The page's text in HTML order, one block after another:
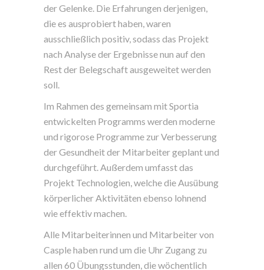
der Gelenke. Die Erfahrungen derjenigen,
die es ausprobiert haben, waren
ausschließlich positiv, sodass das Projekt
nach Analyse der Ergebnisse nun auf den
Rest der Belegschaft ausgeweitet werden
soll.
Im Rahmen des gemeinsam mit Sportia
entwickelten Programms werden moderne
und rigorose Programme zur Verbesserung
der Gesundheit der Mitarbeiter geplant und
durchgeführt. Außerdem umfasst das
Projekt Technologien, welche die Ausübung
körperlicher Aktivitäten ebenso lohnend
wie effektiv machen.
Alle Mitarbeiterinnen und Mitarbeiter von
Casple haben rund um die Uhr Zugang zu
allen 60 Übungsstunden, die wöchentlich